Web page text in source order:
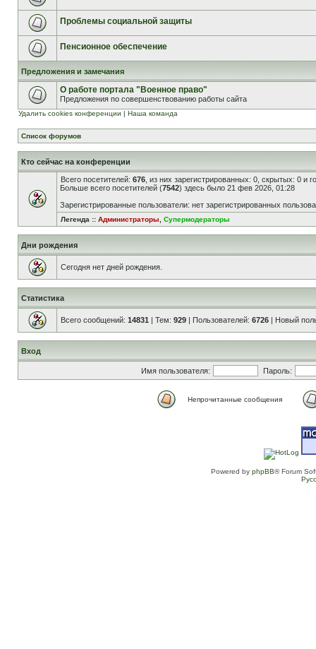
Проблемы социальной защиты
Пенсионное обеспечение
Предложения и замечания
О работе портала "Военное право"
Предложения по совершенствованию работы сайта
Удалить cookies конференции | Наша команда
Список форумов
Кто сейчас на конференции
Всего посетителей: 676 , из них зарегистрированных: 0, скрытых: 0 и
Больше всего посетителей (7542) здесь было 21 фев 2026, 01:28
Зарегистрированные пользователи: нет зарегистрированных
Легенда :: Администраторы Супермодераторы
Дни рождения
Сегодня нет дней рождения.
Статистика
Всего сообщений: 14831 | Тем: 929 | Пользователей: 6726 | Новый
Вход
Имя пользователя: Пароль:
Непрочитанные сообщения
Powered by phpBB® Forum